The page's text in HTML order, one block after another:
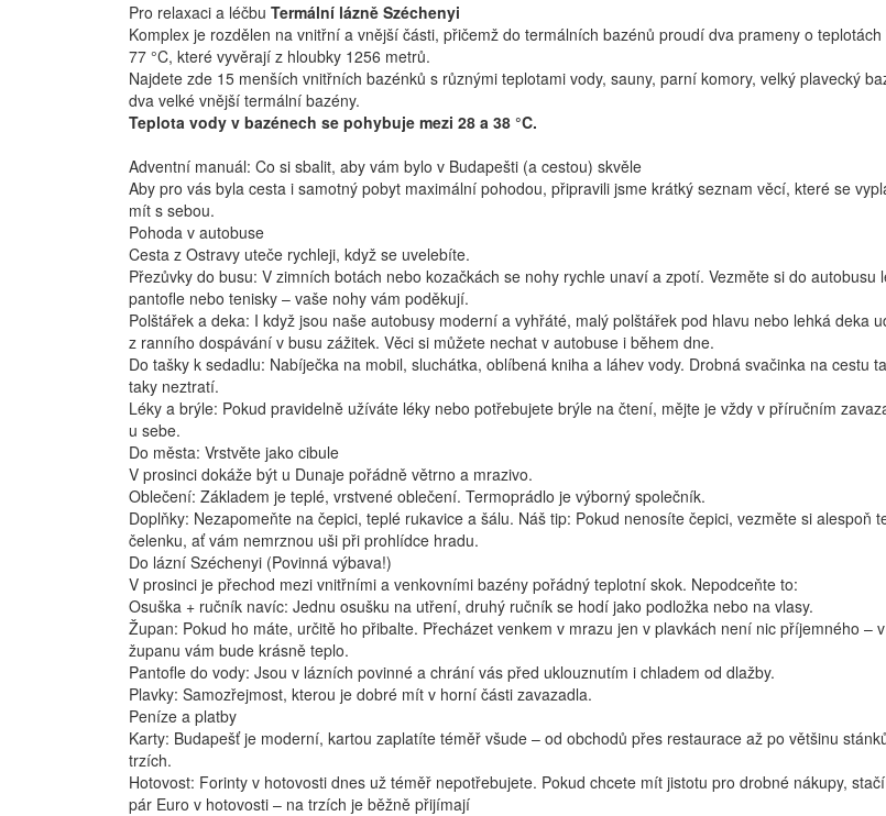
Pro relaxaci a léčbu Termální lázně Széchenyi
Komplex je rozdělen na vnitřní a vnější části, přičemž do termálních bazénů proudí dva prameny o teplotách
77 °C, které vyvěrají z hloubky 1256 metrů.
Najdete zde 15 menších vnitřních bazénků s různými teplotami vody, sauny, parní komory, velký plavecký
dva velké vnější termální bazény.
Teplota vody v bazénech se pohybuje mezi 28 a 38 °C.
Adventní manuál: Co si sbalit, aby vám bylo v Budapešti (a cestou) skvěle
Aby pro vás byla cesta i samotný pobyt maximální pohodou, připravili jsme krátký seznam věcí, které se
mít s sebou.
Pohoda v autobuse
Cesta z Ostravy uteče rychleji, když se uvelebíte.
Přezůvky do busu: V zimních botách nebo kozačkách se nohy rychle unaví a zpotí. Vezměte si do autobusu
pantofle nebo tenisky – vaše nohy vám poděkují.
Polštářek a deka: I když jsou naše autobusy moderní a vyhřáté, malý polštářek pod hlavu nebo lehká deka
z ranního dospávání v busu zážitek. Věci si můžete nechat v autobuse i během dne.
Do tašky k sedadlu: Nabíječka na mobil, sluchátka, oblíbená kniha a láhev vody. Drobná svačinka na cestu
taky neztratí.
Léky a brýle: Pokud pravidelně užíváte léky nebo potřebujete brýle na čtení, mějte je vždy v příručním
u sebe.
Do města: Vrstvěte jako cibule
V prosinci dokáže být u Dunaje pořádně větrno a mrazivo.
Oblečení: Základem je teplé, vrstvené oblečení. Termoprádlo je výborný společník.
Doplňky: Nezapomeňte na čepici, teplé rukavice a šálu. Náš tip: Pokud nenosíte čepici, vezměte si alespoň
čelenku, ať vám nemrznou uši při prohlídce hradu.
Do lázní Széchenyi (Povinná výbava!)
V prosinci je přechod mezi vnitřními a venkovními bazény pořádný teplotní skok. Nepodceňte to:
Osuška + ručník navíc: Jednu osušku na utření, druhý ručník se hodí jako podložka nebo na vlasy.
Župan: Pokud ho máte, určitě ho přibalte. Přecházet venkem v mrazu jen v plavkách není nic příjemného – v
županu vám bude krásně teplo.
Pantofle do vody: Jsou v lázních povinné a chrání vás před uklouznutím i chladem od dlažby.
Plavky: Samozřejmost, kterou je dobré mít v horní části zavazadla.
Peníze a platby
Karty: Budapešť je moderní, kartou zaplatíte téměř všude – od obchodů přes restaurace až po většinu
trzích.
Hotovost: Forinty v hotovosti dnes už téměř nepotřebujete. Pokud chcete mít jistotu pro drobné nákupy,
pár Euro v hotovosti – na trzích je běžně přijímají